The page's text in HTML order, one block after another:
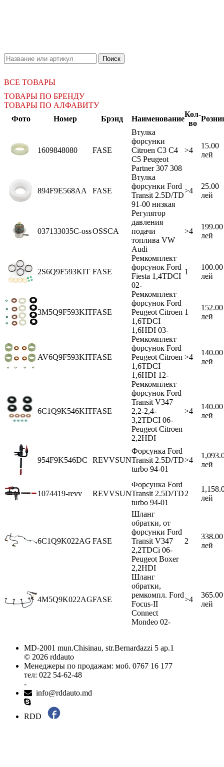
ВСЕ ТОВАРЫ
ТОВАРЫ ПО БРЕНДУ
ТОВАРЫ ПО АЛФАВИТУ
Фото
Номер Брэнд Наименование
Кол-
во
1609848080 FASE
Втулка
форсунки
Citroen C3 C4
C5 Peugeot
Partner 307 308
>4
15.00
лей
894F9E568AA FASE
Втулка
форсунки Ford
Transit 2.5D/TD
91-00 низкая
>4
25.00
лей
037133035C-ossOSSCA
Регулятор
давления
подачи
топлива VW
Audi
>4
199.00
лей
2S6Q9F593KIT FASE
Ремкомплект
форсунок Ford
Fiesta 1,4TDCI
02-
1
100.00
лей
3M5Q9F593KITFASE
Ремкомплект
форсунок Ford
Peugeot Citroen
1,6TDCI
1,6HDI 03-
1
152.00
лей
AV6Q9F593KITFASE
Ремкомплект
форсунок Ford
Peugeot Citroen
1,6TDCI
1,6HDI 12-
>4
140.00
лей
6C1Q9K546KITFASE
Ремкомплект
форсунок Ford
Transit V347
2,2-2,4-
3,2TDCI 06-
Peugeot Citroen
2,2HDI
>4
140.00
лей
954F9K546DC REVVSUN
Форсунка Ford
Transit 2.5D/TD
turbo 94-01
>4
лей
1074419-revv REVVSUN
Форсунка Ford
Transit 2.5D/TD
turbo 94-01
2
лей
6C1Q9K022AG FASE
Шланг
обратки, от
форсунки Ford
Transit V347
2,2TDCi 06-
Peugeot Boxer
2,2HDI
2
338.00
лей
4M5Q9K022AGFASE
Шланг
обратки,
ремкомпл. Ford
Focus-II
Connect
Mondeo 02-
>4
365.00
лей
MD-2001 mun.Chisinau, str.Bernardazzi 5 ap.1
© 2026 rddauto
Менеджеры по продажам: моб. 0767 16 177
тел: 022 54-62-48
-
info@rddauto.md
RDD